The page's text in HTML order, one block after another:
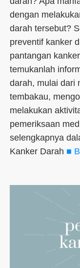
dengan
darah tersebut?
preventif kanker
pantangan
temukanlah
darah, mulai dari
tembakau,
melakukan
pemeriksaan
selengkapnya
Kanker Darah ■